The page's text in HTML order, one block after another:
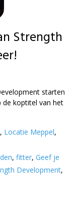
Strength
starten
de koptitel van het
, Locatie Meppel,
,fitter,Geef je
Development,